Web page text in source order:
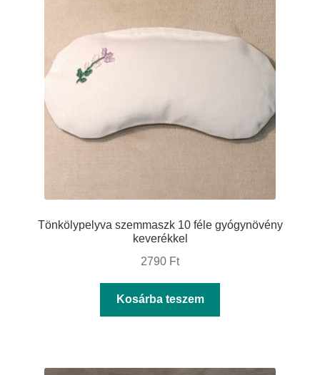
Tönkölypelyva szemmaszk 10 féle gyógynövény
keverékkel
2790 Ft
Kosárba teszem